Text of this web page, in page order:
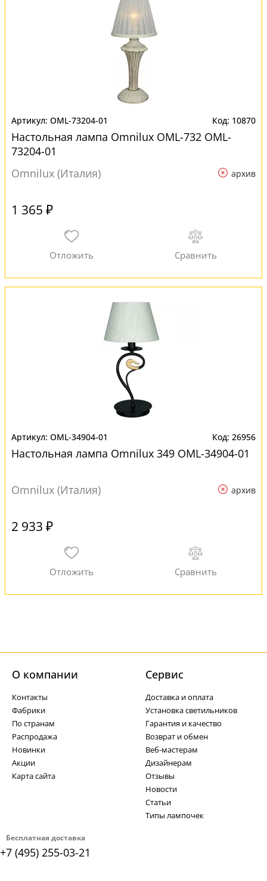
OML-73204-01 10870
Настольная лампа Omnilux OML-732 OML-
73204-01
Omnilux (Италия)
архив
1 365 ₽
OML-34904-01 26956
Настольная лампа Omnilux 349 OML-34904-01
Omnilux (Италия) архив
2 933 ₽
Бесплатная доставка
+7 (495) 255-03-21
О компании
Контакты
Фабрики
По странам
Распродажа
Новинки
Акции
Карта сайта
Cервис
Доставка и оплата
Установка светильников
Гарантия и качество
Возврат и обмен
Веб-мастерам
Дизайнерам
Отзывы
Новости
Статьи
Типы лампочек